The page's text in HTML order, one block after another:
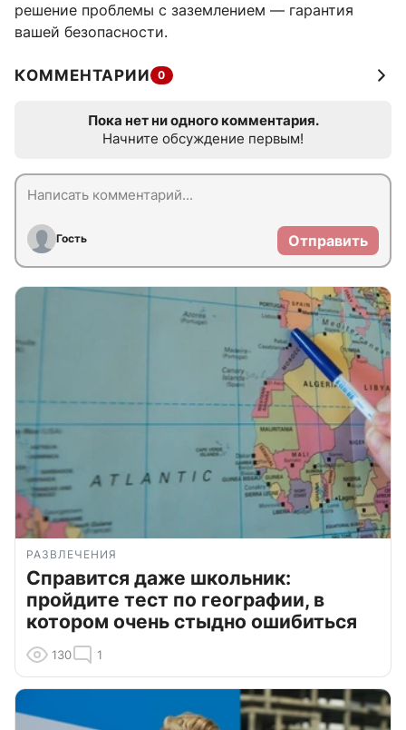
решение проблемы с заземлением — гарантия
вашей безопасности.
КОММЕНТАРИИ 0
Пока нет ни одного комментария.
Начните обсуждение первым!
Гость Отправить
РАЗВЛЕЧЕНИЯ
Справится даже школьник:
пройдите тест по географии, в
котором очень стыдно ошибиться
130 1